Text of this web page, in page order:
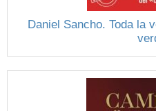
Daniel Sancho. Toda la